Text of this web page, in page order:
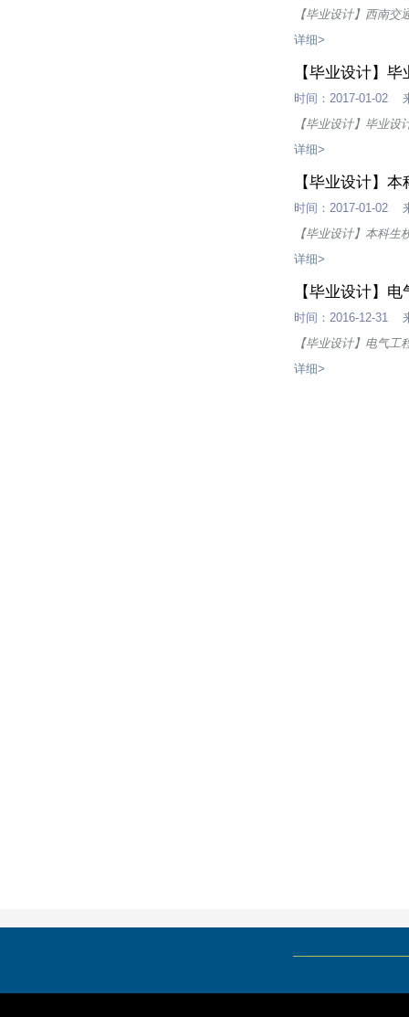
【毕业设计】西南
详细>
【毕业设计】
时间：2017-01-
【毕业设计】毕业设
详细>
【毕业设计】
时间：2017-01-
【毕业设计】本科
详细>
【毕业设计】
时间：2016-12-
【毕业设计】电气
详细>